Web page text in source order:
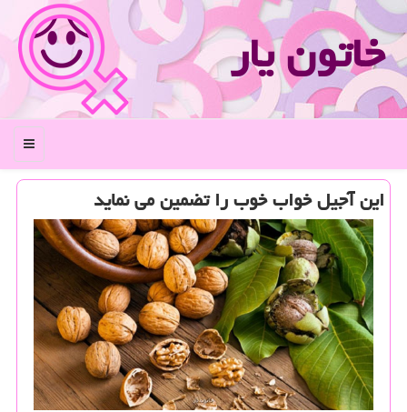
خاتون یار
منو
این آجیل خواب خوب را تضمین می نماید